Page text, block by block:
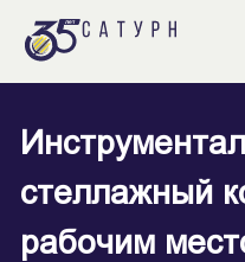
Стеллажи для
стеллажный
рабочим